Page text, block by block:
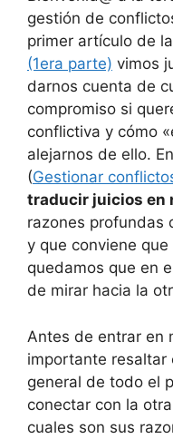
gestión de
primer artículo de
(1era parte) vimos
darnos cuenta de
compromiso si
conflictiva y cómo
alejarnos de ello.
(Gestionar
traducir juicios en
razones profundas
y que conviene
quedamos que en
de mirar hacia la
Antes de entrar en
importante resaltar
general de todo el
conectar con la
cuales son sus